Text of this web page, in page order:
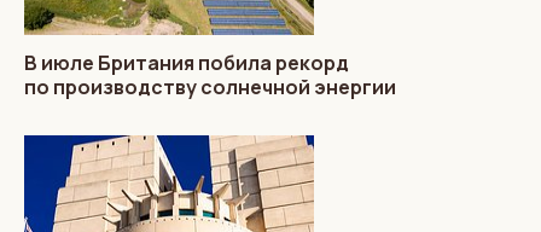
В июле Британия побила рекорд
по производству солнечной энергии